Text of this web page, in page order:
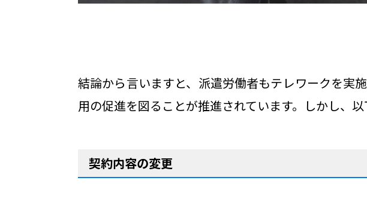
結論から言いますと、派遣労働者もテレワークを実
用の促進を図ることが推進されています。しかし、以
契約内容の変更